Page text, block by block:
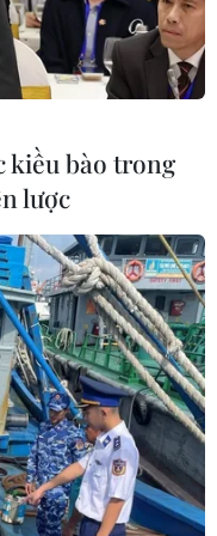
Israel ở thành phố
ngày 25/9/2019.
Indonesia
mạnh chính
của Mỹ ủng hộ
kiều bào trong
lược